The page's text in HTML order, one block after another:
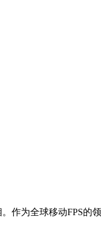
作为全球移动FPS的